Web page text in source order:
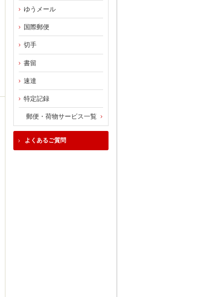
ゆうメール
国際郵便
切手
書留
速達
特定記録
郵便・荷物サービス一覧
よくあるご質問